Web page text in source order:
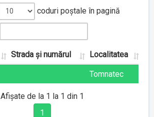
coduri poștale în pagină
Strada și numărul Localitatea
Tomnatec
Afișate de la 1 la 1 din 1
1